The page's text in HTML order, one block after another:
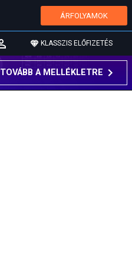
ÁRFOLYAMOK
KLASSZIS ELŐFIZETÉS
TOVÁBB A MELLÉKLETRE